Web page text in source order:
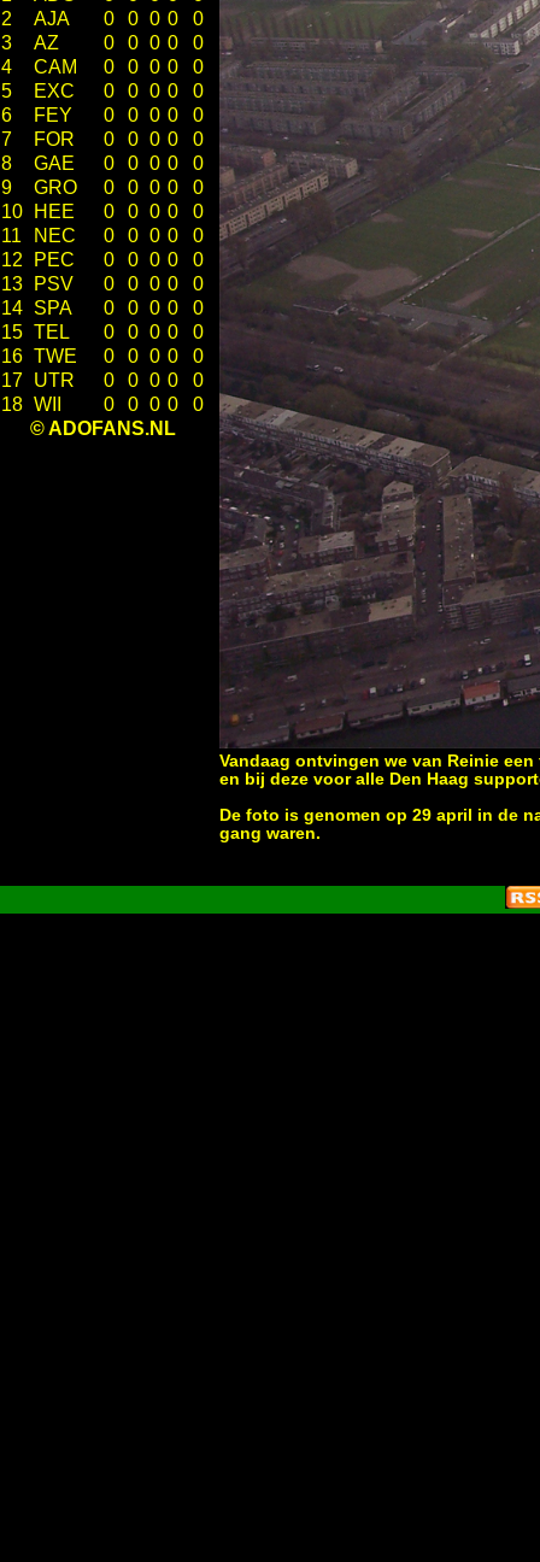
2
AJA 0 0 0 0
0
3
AZ 0 0 0 0
0
4
CAM 0 0 0 0
0
5
EXC 0 0 0 0
0
6
FEY 0 0 0 0
0
7
FOR 0 0 0 0
0
8
GAE 0 0 0 0
0
9
GRO 0 0 0 0
0
10
HEE 0 0 0 0
0
11
NEC 0 0 0 0
0
12
PEC 0 0 0 0
0
13
PSV 0 0 0 0
0
14 SPA 0 0 0 0
0
15 TEL 0 0 0 0
0
16 TWE 0 0 0 0
0
17 UTR 0 0 0 0
0
18 WII 0 0 0 0
0
© ADOFANS.NL
Vandaag ontvingen we van Reinie
en bij deze voor alle Den Haag
De foto is genomen op 29 april in de
gang waren.